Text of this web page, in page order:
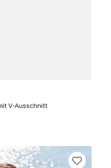
V-Ausschnitt